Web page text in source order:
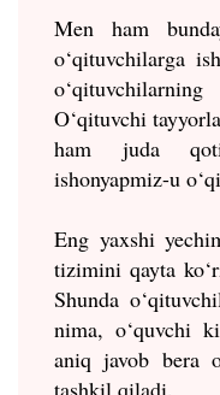
Men ham
o‘qituvchilarga
O‘qituvchi
ham juda
ishonyapmiz-u
Eng yaxshi
tizimini qayta
Shunda
nima, o‘quvchi
aniq javob bera
tashkil qiladi.